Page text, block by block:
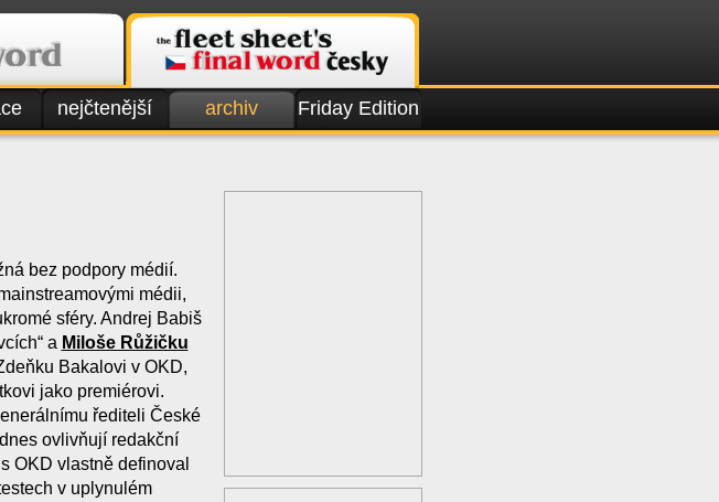
nejčtenější archiv Friday Edition
bez podpory médií.
médii,
sféry. Andrej Babiš
a Miloše Růžičku
Bakalovi v OKD,
jako premiérovi.
řediteli České
ovlivňují redakční
OKD vlastně definoval
v uplynulém